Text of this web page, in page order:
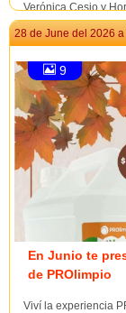
Verónica Cesio y
28 de June del 2026
9
En Junio te
de PROlimpio
Viví la experiencia